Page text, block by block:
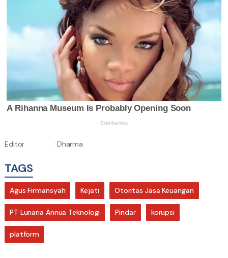
Editor : Dharma
TAGS
Agus Firmansyah Kejati Otoritas Jasa Keuangan
PT Lunaria Annua Teknologi Pindar korupsi
platform